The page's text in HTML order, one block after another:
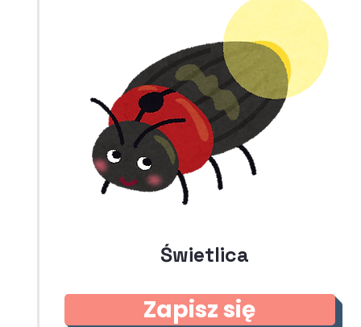
Świetlica
Zapisz się